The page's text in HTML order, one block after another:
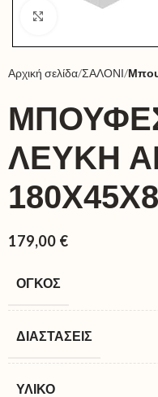
Αρχική σελίδα ΣΑΛΟΝΙ
ΛΕΥΚΉ
179,00 €
ΌΓΚΟΣ
ΔΙΑΣΤΆΣΕΙΣ
ΥΛΙΚΌ